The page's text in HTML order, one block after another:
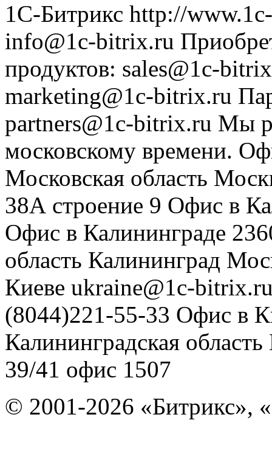
1С-Битрикс http://
info@1c-bitrix.ru
продуктов: sales@1c-
marketing@1c-bitrix.ru
partners@1c-bitrix.ru Мы
московскому времени.
Московская область
38А строение 9 Офис в
Офис в Калининграде
область Калининград
Киеве ukraine@1c-
(8044)221-55-33 Офис в
Калининградская область
39/41 офис 1507
© 2001-2026 «Битрикс»,